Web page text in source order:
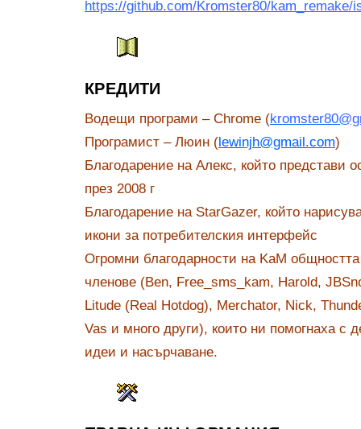
https://github.com/Kromster80/kam_remake/
КРЕДИТИ
Водещи програми – Chrome (
Програмист – Люин (lewinjh@gmail.com)
Благодарение на Алекс, който представи
през 2008 г
Благодарение на StarGazer, който
икони за потребителския интерфейс
Огромни благодарности на KaM
членове (Ben, Free_sms_kam, Harold,
Litude (Real Hotdog), Merchator, Nick,
Vas и много други), които ни помогнаха с
идеи и насърчаване.